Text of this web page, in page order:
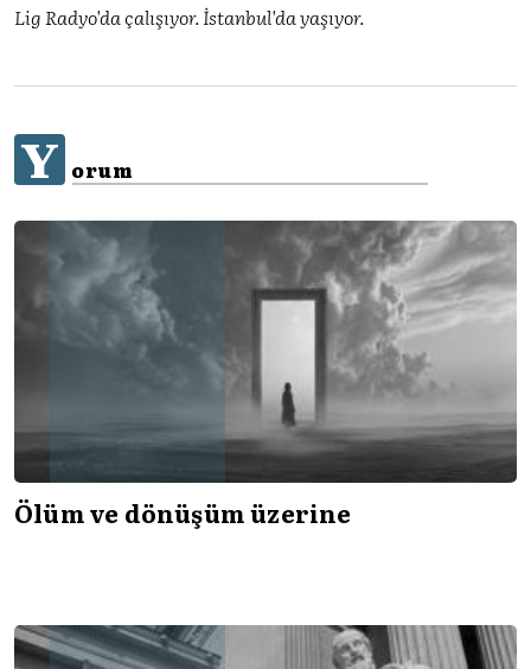
Lig Radyo'da çalışıyor. İstanbul'da yaşıyor.
Y orum
Ölüm ve dönüşüm üzerine